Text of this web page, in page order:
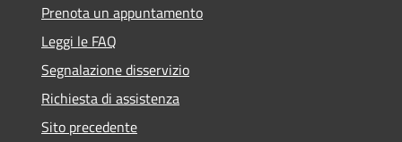
Prenota un appuntamento
Leggi le FAQ
Segnalazione disservizio
Richiesta di assistenza
Sito precedente